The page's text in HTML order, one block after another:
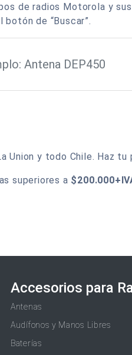
de radios Motorola y
de “Buscar”.
Union y todo Chile. Haz
superiores a
Accesorios para
Antenas
Audífonos y Manos Libres
Baterías